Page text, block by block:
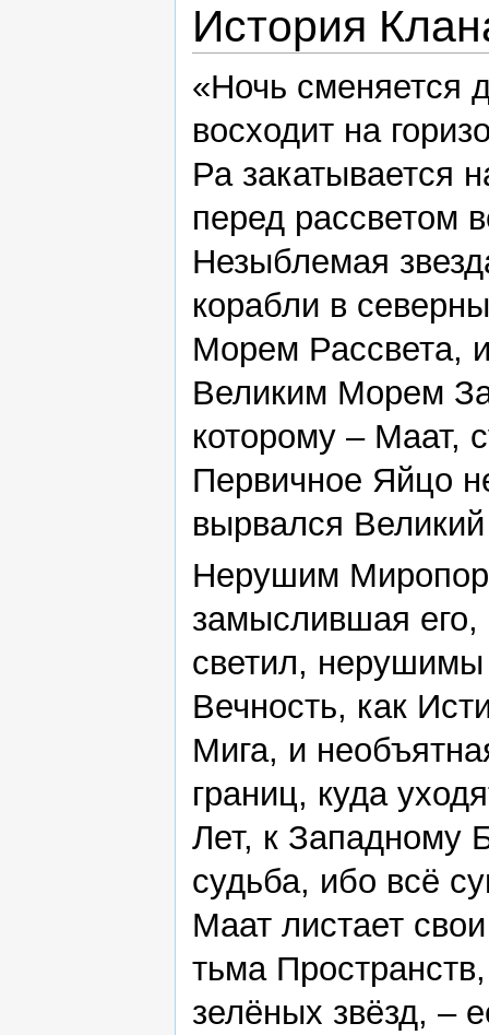
История
«Ночь сменяется
восходит на
Ра закатывается
перед рассветом
Незыблемая
корабли в
Морем Рассвета,
Великим Морем
которому – Маат,
Первичное Яйцо
вырвался
Нерушим
замыслившая
светил,
Вечность, как
Мига, и
границ, куда
Лет, к Западному
судьба, ибо всё
Маат листает
тьма
зелёных звёзд, –